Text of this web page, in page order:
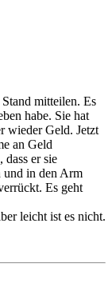
mitteilen. Es
habe. Sie hat
wieder Geld. Jetzt
an Geld
dass er sie
und in den Arm
Es geht
leicht ist es nicht.